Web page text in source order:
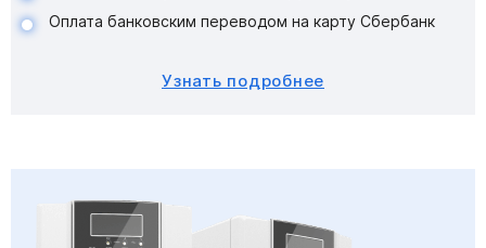
Оплата банковским переводом на карту Сбербанк
Узнать подробнее